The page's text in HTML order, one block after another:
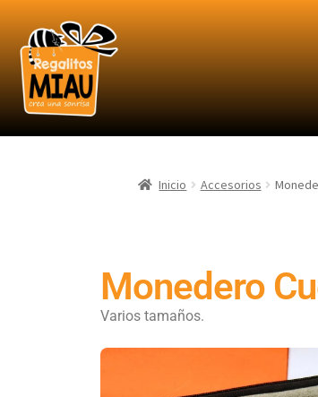
Inicio Accesorios
Monedero
Varios tamaños.